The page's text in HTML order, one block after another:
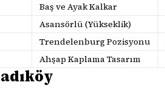
Baş ve Ayak Kalkar
Asansörlü (Yükseklik)
Trendelenburg Pozisyonu
Ahşap Kaplama Tasarım